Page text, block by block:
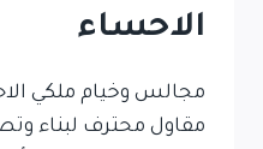
الاحساء
مجالس وخيام ملكي
مقاول محترف لبناء